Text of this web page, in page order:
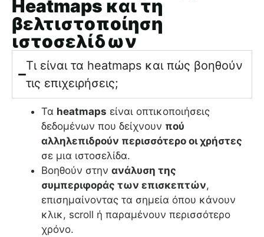
Heatmaps και τη
βελτιστοποίηση
ιστοσελίδων
Τι είναι τα heatmaps και πώς βοηθούν
τις επιχειρήσεις;
Τα heatmaps είναι οπτικοποιήσεις
δεδομένων που δείχνουν πού
αλληλεπιδρούν περισσότερο οι χρήστες
σε μια ιστοσελίδα.
Βοηθούν στην ανάλυση της
συμπεριφοράς των επισκεπτών,
επισημαίνοντας τα σημεία όπου κάνουν
κλικ, scroll ή παραμένουν περισσότερο
χρόνο.